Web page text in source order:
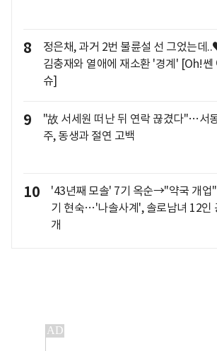
8
정은채, 과거 2번 불륜설 선 그었는데
김충재와 열애에 재소환 '경계' [Oh!쎈
슈]
9
"故 서세원 떠난 뒤 연락 끊겼다"…서
주, 동생과 절연 고백
10
'43년째 모솔' 7기 옥순→"약국 개업
기 현숙…'나솔사계', 솔로남녀 12인
개